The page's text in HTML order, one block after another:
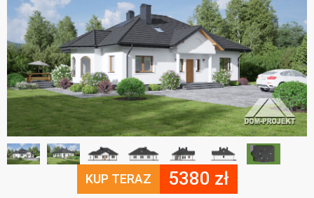
KUP TERAZ 5380 zł